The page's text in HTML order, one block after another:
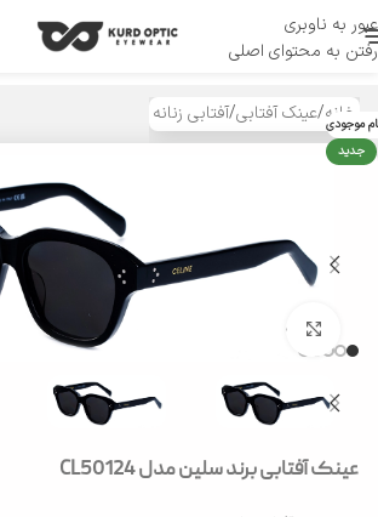
عبور به ناوبری
رفتن به محتوای اصلی
منو
خانه/عینک آفتابی/آفتابی زنانه
موجودی
جدید
بزرگنمایی تصویر
عینک آفتابی برند سلین مدل CL50124